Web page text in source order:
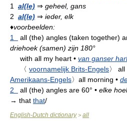
1
al(le) ⇒ geheel, gans
2 al(le) ⇒ ieder, elk
♦voorbeelden:
1
all (the) angles (taken together)
driehoek (samen) zijn 180°
with all my heart • van ganser
〈 voornamelijk Brits-Engels〉 all
Amerikaans-Engels〉 all morning •
2
all (the) angles are 60° • elke
→ that that/
English-Dutch dictionary> all